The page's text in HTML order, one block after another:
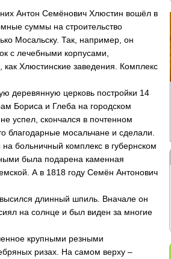
Антон Семёнович Хлюстин вошёл в
суммы на строительство
Мосальску. Так, например, он
с лечебными корпусами,
Хлюстинские заведения. Комплекс
деревянную церковь постройки 14
Бориса и Глеба на городском
успел, скончался в почтенном
благодарные мосальчане и сделали.
больничный комплекс в губернском
была подарена каменная
А в 1818 году Семён Антонович
длинный шпиль. Вначале он
на солнце и был виден за многие
крупными резными
ризах. На самом верху –